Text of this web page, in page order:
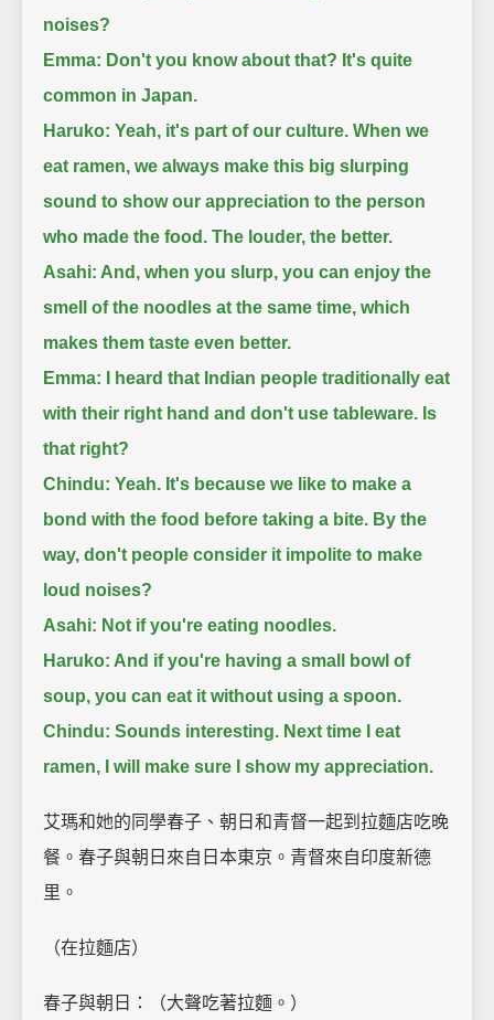
noises?
Emma: Don't you know about that? It's quite
common in Japan.
Haruko: Yeah, it's part of our culture. When we
eat ramen, we always make this big slurping
sound to show our appreciation to the person
who made the food. The louder, the better.
Asahi: And, when you slurp, you can enjoy the
smell of the noodles at the same time, which
makes them taste even better.
Emma: I heard that Indian people traditionally eat
with their right hand and don't use tableware. Is
that right?
Chindu: Yeah. It's because we like to make a
bond with the food before taking a bite. By the
way, don't people consider it impolite to make
loud noises?
Asahi: Not if you're eating noodles.
Haruko: And if you're having a small bowl of
soup, you can eat it without using a spoon.
Chindu: Sounds interesting. Next time I eat
ramen, I will make sure I show my appreciation.
艾瑪和她的同學春子、朝日和青督一起到拉麵店吃晚
餐。春子與朝日來自日本東京。青督來自印度新德
里。
（在拉麵店）
春子與朝日：（大聲吃著拉麵。）